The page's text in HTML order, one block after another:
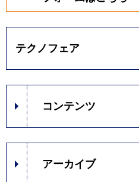
テクノフェア
コンテンツ
アーカイブ